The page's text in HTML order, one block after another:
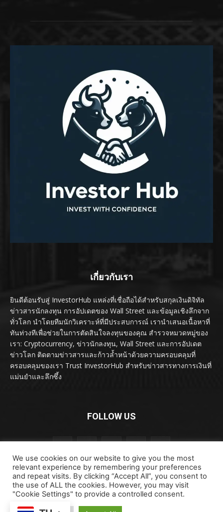
เกี่ยวกับเรา
ยินดีต้อนรับสู่ InvestorHub แหล่งที่เชื่อถือได้สำหรับสกุลเงินดิจิทัล
ข่าวสารนักลงทุน การอัปเดตของ Wall Street และข้อมูลเชิงลึกจาก
ทั่วโลก นำโดยทีมนักวิเคราะห์ที่มีประสบการณ์ เรานำเสนอเนื้อหาที่
ทันท่วงทีเพื่อช่วยในการตัดสินใจลงทุนของคุณ สำรวจหมวดหมู่ของ
เรา: Cryptocurrency, ข่าวนักลงทุน, Wall Street และการอัปเดต
ข่าวโลก ติดตามข่าวสารและก้าวล้ำหน้าด้วยความครอบคลุมที่
ครอบคลุมของเรา Trust InvestorHub สำหรับข่าวสารทางการเงินที่
แม่นยำและลึกซึ้ง
FOLLOW US
ลิขสิทธิ์ © ลิขสิทธิ์ 2024 investorhub.click สงวนลิขสิทธิ์
We use cookies on our website to give you the most
relevant experience by remembering your preferences
and repeat visits. By clicking “Accept All”, you consent to
the use of ALL the cookies. However, you may visit
"Cookie Settings" to provide a controlled consent.